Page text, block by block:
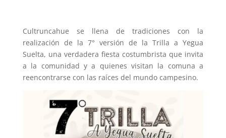
Cultruncahue se llena de tradiciones con la
realización de la 7° versión de la Trilla a Yegua
Suelta, una verdadera fiesta costumbrista que invita
a la comunidad y a quienes visitan la comuna a
reencontrarse con las raíces del mundo campesino.